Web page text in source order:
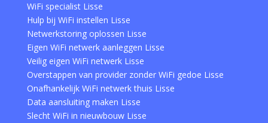
WiFi specialist Lisse
Hulp bij WiFi instellen Lisse
Netwerkstoring oplossen Lisse
Eigen WiFi netwerk aanleggen Lisse
Veilig eigen WiFi netwerk Lisse
Overstappen van provider zonder WiFi gedoe Lisse
Onafhankelijk WiFi netwerk thuis Lisse
Data aansluiting maken Lisse
Slecht WiFi in nieuwbouw Lisse